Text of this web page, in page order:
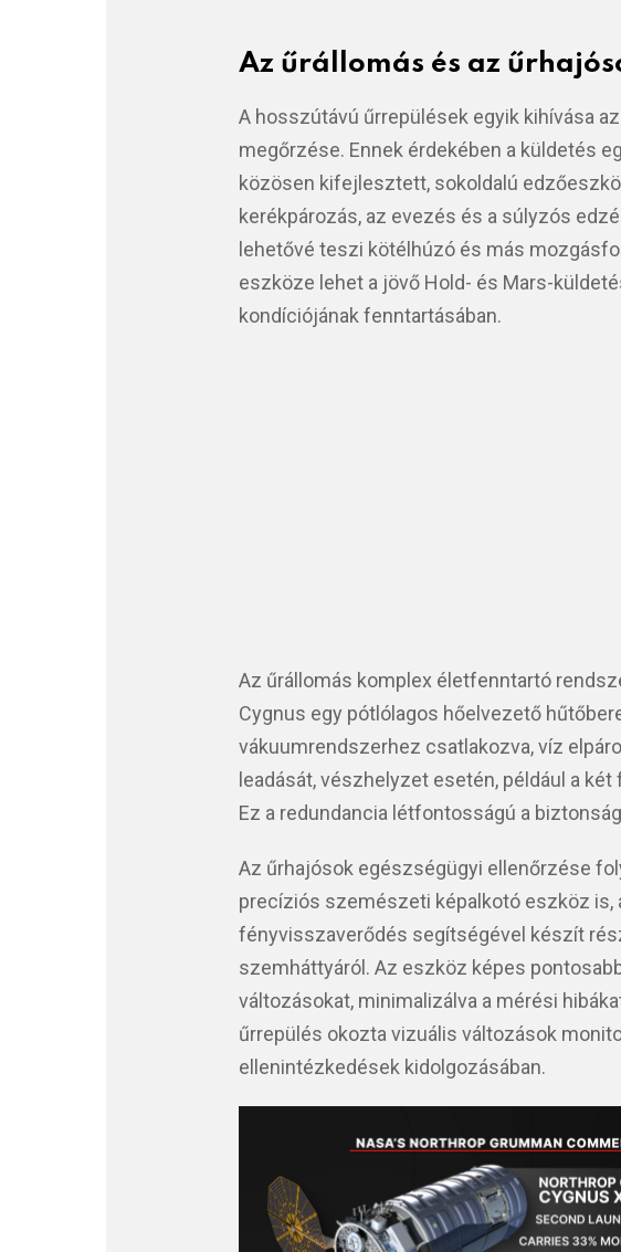
Az űrállomás és az
A hosszútávú űrrepülések egyik kihívása
megőrzése. Ennek érdekében a küldetés
közösen kifejlesztett, sokoldalú
kerékpározás, az evezés és a súlyzós
lehetővé teszi kötélhúzó és más
eszköze lehet a jövő Hold- és Mars-
kondíciójának fenntartásában.
Az űrállomás komplex életfenntartó
Cygnus egy pótlólagos hőelvezető
vákuumrendszerhez csatlakozva, víz
leadását, vészhelyzet esetén, például a
Ez a redundancia létfontosságú a
Az űrhajósok egészségügyi ellenőrzése
precíziós szemészeti képalkotó eszköz is,
fényvisszaverődés segítségével készít
szemháttyáról. Az eszköz képes
változásokat, minimalizálva a mérési
űrrepülés okozta vizuális változások
ellenintézkedések kidolgozásában.